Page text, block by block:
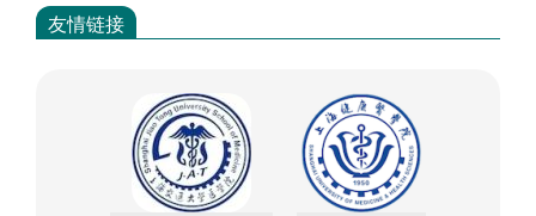
友情链接